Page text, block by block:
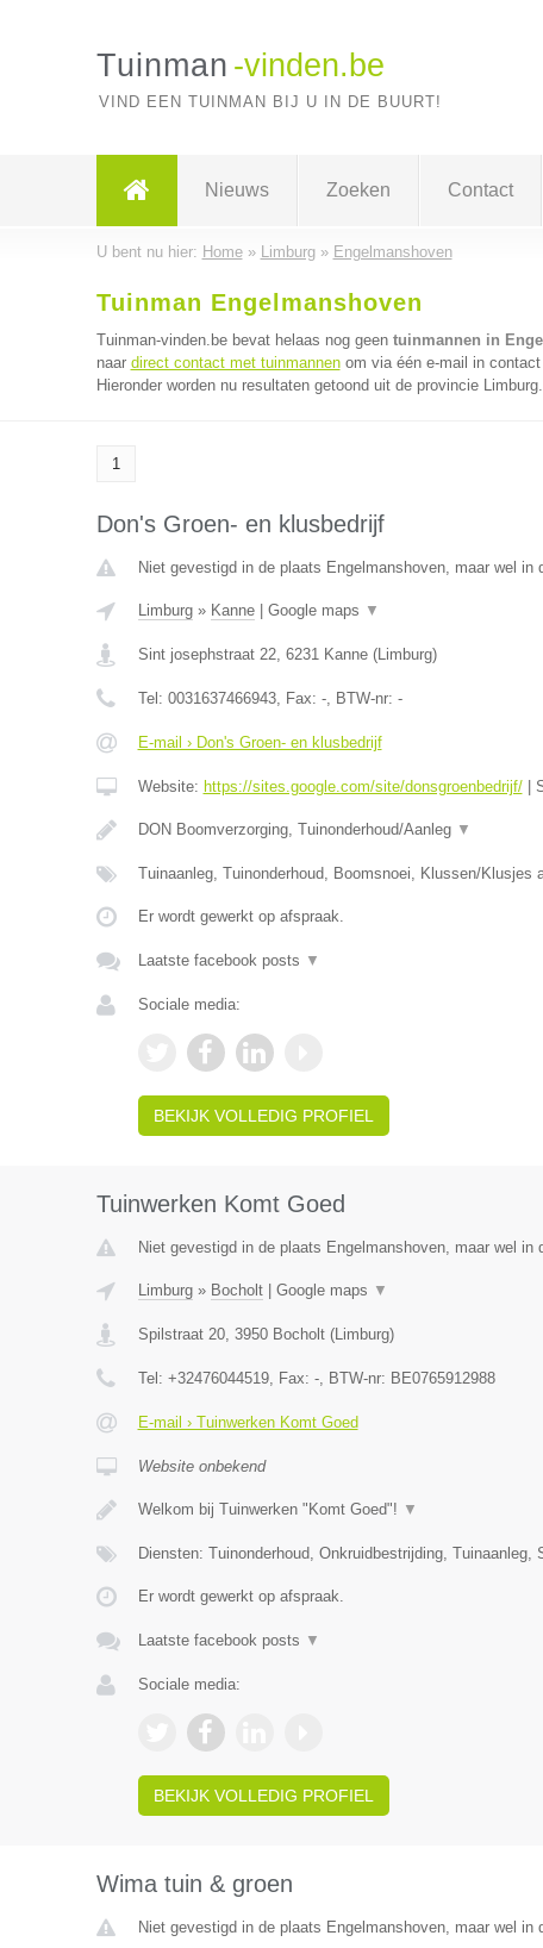
Tuinman -vinden.be
VIND EEN TUINMAN BIJ U IN DE BUURT!
Nieuws Zoeken Contact
U bent nu hier: Home» Limburg» Engelmanshoven
Tuinman Engelmanshoven
Tuinman-vinden.be bevat helaas nog geen tuinmannen in
naar direct contact met tuinmannenom via één e-mail in
Hieronder worden nu resultaten getoond uit de provincie Limburg.
1
Don's Groen- en klusbedrijf
Niet gevestigd in de plaats Engelmanshoven, maar wel in
Limburg» Kanne| Google maps ▼
Sint josephstraat 22, 6231 Kanne(Limburg)
Tel: 0031637466943, Fax: -, BTW-nr: -
E-mail › Don's Groen- en klusbedrijf
Website: https://sites.google.com/site/donsgroenbedrijf/|
DON Boomverzorging, Tuinonderhoud/Aanleg ▼
Tuinaanleg, Tuinonderhoud, Boomsnoei, Klussen/Klusjes
Er wordt gewerkt op afspraak.
Laatste facebook posts ▼
Sociale media:
BEKIJK VOLLEDIG PROFIEL
Tuinwerken Komt Goed
Niet gevestigd in de plaats Engelmanshoven, maar wel in
Limburg» Bocholt| Google maps ▼
Spilstraat 20, 3950 Bocholt(Limburg)
Tel: +32476044519, Fax: -, BTW-nr: BE0765912988
E-mail › Tuinwerken Komt Goed
Website onbekend
Welkom bij Tuinwerken "Komt Goed"! ▼
Diensten: Tuinonderhoud, Onkruidbestrijding, Tuinaanleg,
Er wordt gewerkt op afspraak.
Laatste facebook posts ▼
Sociale media:
BEKIJK VOLLEDIG PROFIEL
Wima tuin & groen
Niet gevestigd in de plaats Engelmanshoven, maar wel in